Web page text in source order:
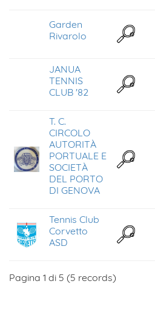
Garden
Rivarolo
JANUA
TENNIS
CLUB '82
T. C.
CIRCOLO
AUTORITÀ
PORTUALE E
SOCIETÀ
DEL PORTO
DI GENOVA
Tennis Club
Corvetto
ASD
Pagina 1 di 5 (5 records)